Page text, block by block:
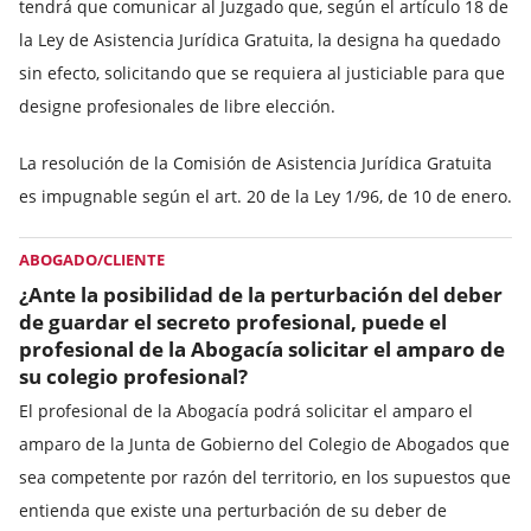
tendrá que comunicar al Juzgado que, según el artículo 18 de
la Ley de Asistencia Jurídica Gratuita, la designa ha quedado
sin efecto, solicitando que se requiera al justiciable para que
designe profesionales de libre elección.
La resolución de la Comisión de Asistencia Jurídica Gratuita
es impugnable según el art. 20 de la Ley 1/96, de 10 de enero.
ABOGADO/CLIENTE
¿Ante la posibilidad de la perturbación del deber
de guardar el secreto profesional, puede el
profesional de la Abogacía solicitar el amparo de
su colegio profesional?
El profesional de la Abogacía podrá solicitar el amparo el
amparo de la Junta de Gobierno del Colegio de Abogados que
sea competente por razón del territorio, en los supuestos que
entienda que existe una perturbación de su deber de